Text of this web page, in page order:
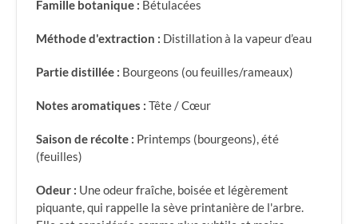
Famille botanique : Bétulacées
Méthode d'extraction : Distillation à la vapeur d’eau
Partie distillée : Bourgeons (ou feuilles/rameaux)
Notes aromatiques : Tête / Cœur
Saison de récolte : Printemps (bourgeons), été
(feuilles)
Odeur : Une odeur fraîche, boisée et légèrement
piquante, qui rappelle la sève printanière de l'arbre.